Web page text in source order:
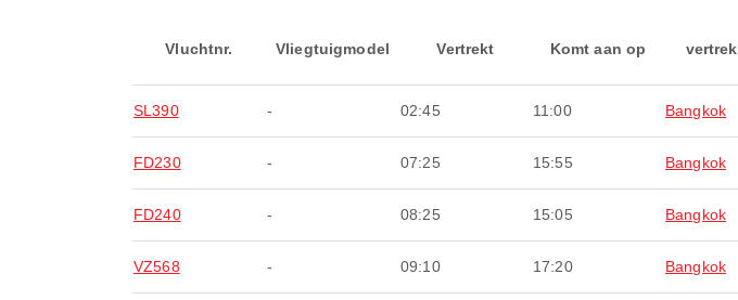
Vluchtnr. Vliegtuigmodel Vertrekt Komt aan op
SL390 - 02:45 11:00 Bangkok
FD230 - 07:25 15:55 Bangkok
FD240 - 08:25 15:05 Bangkok
VZ568 - 09:10 17:20 Bangkok